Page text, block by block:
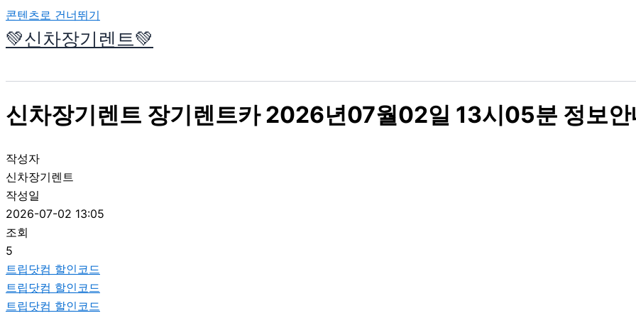
콘텐츠로 건너뛰기
💚신차장기렌트💚
신차장기렌트 장기렌트카 2026년07월02일 13시05분 정보안
작성자
신차장기렌트
작성일
2026-07-02 13:05
조회
5
트립닷컴 할인코드
트립닷컴 할인코드
트립닷컴 할인코드